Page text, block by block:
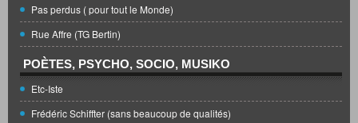
Pas perdus ( pour tout le Monde)
Rue Affre (TG Bertin)
POÈTES, PSYCHO, SOCIO, MUSIKO
Etc-Iste
Frédéric Schiffter (sans beaucoup de qualités)